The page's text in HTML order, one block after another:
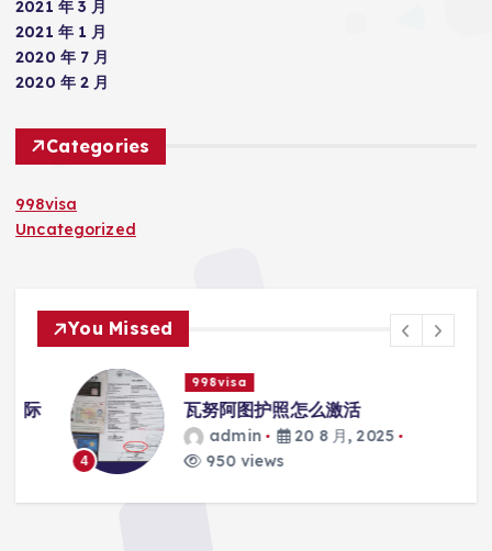
2021 年 3 月
2021 年 1 月
2020 年 7 月
2020 年 2 月
Categories
998visa
Uncategorized
You Missed
998visa
瓦努阿图护照怎么激活
admin
20 8 月, 2025
950 views